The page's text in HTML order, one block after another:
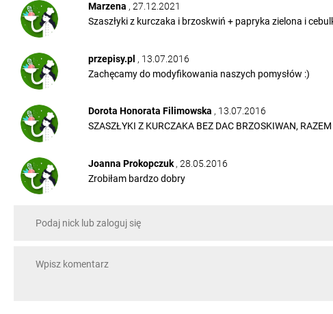
Marzena , 27.12.2021
Szaszłyki z kurczaka i brzoskwiń + papryka zielona i
przepisy.pl , 13.07.2016
Zachęcamy do modyfikowania naszych pomysłów :)
Dorota Honorata Filimowska , 13.07.2016
SZASZŁYKI Z KURCZAKA BEZ DAC BRZOSKIWAN,
Joanna Prokopczuk , 28.05.2016
Zrobiłam bardzo dobry
brzoskwinia cebula kurczak cebula pieczarka papryka